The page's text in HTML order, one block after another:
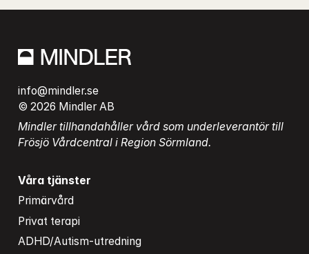
info@mindler.se
© 2026 Mindler AB
Mindler tillhandahåller vård som underleverantör till
Frösjö Vårdcentral i Region Sörmland.
Våra tjänster
Primärvård
Privat terapi
ADHD/Autism-utredning